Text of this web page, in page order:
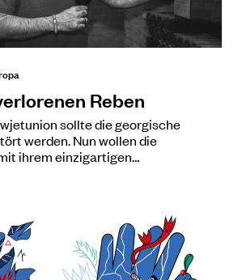
Reben
sollte die georgische
werden. Nun wollen die
ihrem einzigartigen…